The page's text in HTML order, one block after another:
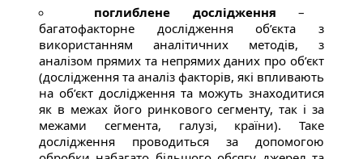
поглиблене дослідження –
багатофакторне дослідження об’єкта з
використанням аналітичних методів, з
аналізом прямих та непрямих даних про об’єкт
(дослідження та аналіз факторів, які впливають
на об’єкт дослідження та можуть знаходитися
як в межах його ринкового сегменту, так і за
межами сегмента, галузі, країни). Таке
дослідження проводиться за допомогою